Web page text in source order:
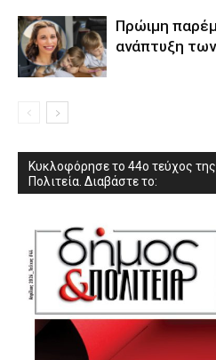
Πρώιμη
ανάπτυξη
Κυκλοφόρησε το 44ο τεύχος
Πολιτεία. Διαβάστε το: